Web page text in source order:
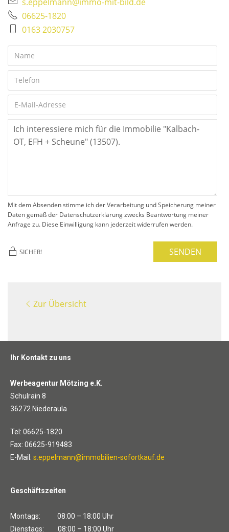
06625-1820
0163 2030757
Mit dem Absenden stimme ich der Verarbeitung und Speicherung meiner
Daten gemäß der Datenschutzerklärung zwecks Beantwortung meiner
Anfrage zu. Diese Einwilligung kann jederzeit widerrufen werden.
SICHER! SENDEN
Zur Übersicht
Ihr Kontakt zu uns
Werbeagentur Mötzing e.K.
Schulrain 8
36272 Niederaula
Tel: 06625-1820
Fax: 06625-919483
E-Mail: s.eppelmann@immobilien-sofortkauf.de
Geschäftszeiten
Montags: 08:00 – 18:00 Uhr
Dienstags: 08:00 – 18:00 Uhr